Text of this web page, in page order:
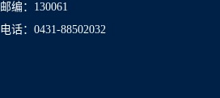
邮编：130061
电话：0431-88502032